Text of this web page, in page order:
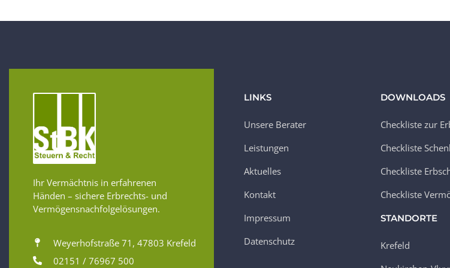
Ihr Vermächtnis in erfahrenen
Händen – sichere Erbrechts- und
Vermögensnachfolgelösungen.
Weyerhofstraße 71, 47803 Krefeld
02151 / 76967 500
LINKS
Unsere Berater
Leistungen
Aktuelles
Kontakt
Impressum
Datenschutz
DOWNLOADS
Checkliste zur
Checkliste
Checkliste
Checkliste
STANDORTE
Krefeld